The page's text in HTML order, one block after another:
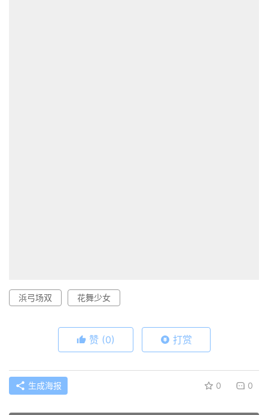
浜弓场双 花舞少女
赞 (0) 打赏
生成海报 0 0